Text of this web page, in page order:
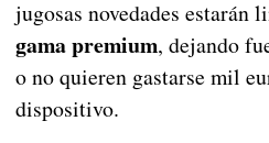
jugosas novedades estarán
gama premium, dejando
o no quieren gastarse mil
dispositivo.